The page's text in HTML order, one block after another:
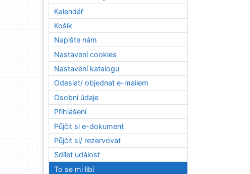
Kalendář
Košík
Napište nám
Nastavení cookies
Nastavení katalogu
Odeslat/ objednat e-mailem
Osobní údaje
Přihlášení
Půjčit si e-dokument
Půjčit si/ rezervovat
Sdílet událost
To se mi libí